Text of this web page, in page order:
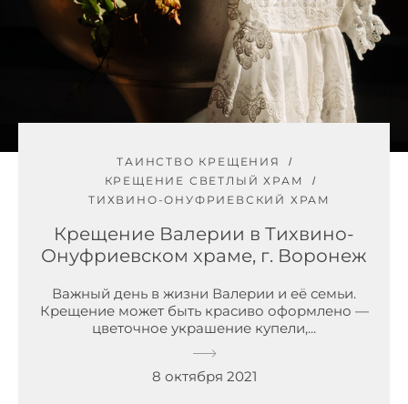
ТАИНСТВО КРЕЩЕНИЯ
КРЕЩЕНИЕ СВЕТЛЫЙ ХРАМ
ТИХВИНО-ОНУФРИЕВСКИЙ ХРАМ
Крещение Валерии в Тихвино-
Онуфриевском храме, г. Воронеж
Важный день в жизни Валерии и её семьи.
Крещение может быть красиво оформлено —
цветочное украшение купели,...
8 октября 2021